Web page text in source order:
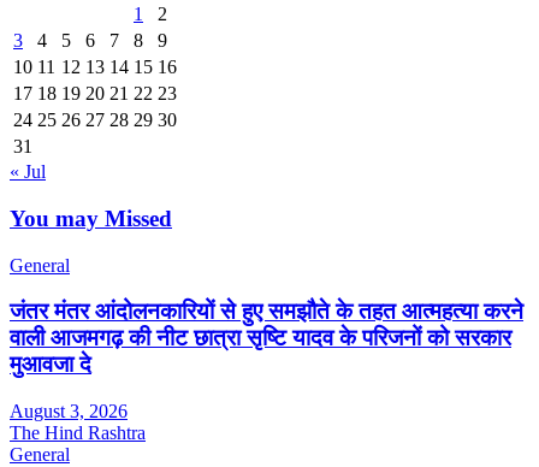
1
2
3
4 5 6 7 8
9
10 11 12 13 14 15 16
17 18 19 20 21 22 23
24 25 26 27 28 29 30
31
« Jul
You may Missed
General
जंतर मंतर आंदोलनकारियों से हुए समझौते के तहत आत्महत्या करने
वाली आजमगढ़ की नीट छात्रा सृष्टि यादव के परिजनों को सरकार
मुआवजा दे
August 3, 2026
The Hind Rashtra
General